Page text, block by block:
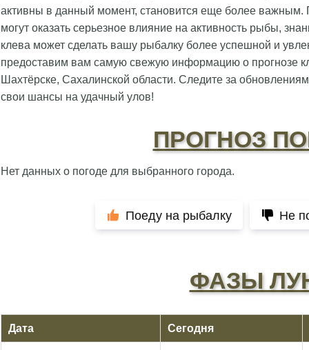
активны в данный момент, становится еще более важным.
могут оказать серьезное влияние на активность рыбы,
клева может сделать вашу рыбалку более успешной и
предоставим вам самую свежую информацию о прогнозе
Шахтёрске, Сахалинской области. Следите за
свои шансы на удачный улов!
ПРОГНОЗ
Нет данных о погоде для выбранного города.
Поеду на рыбалку Не
ФАЗЫ
Дата Сегодня